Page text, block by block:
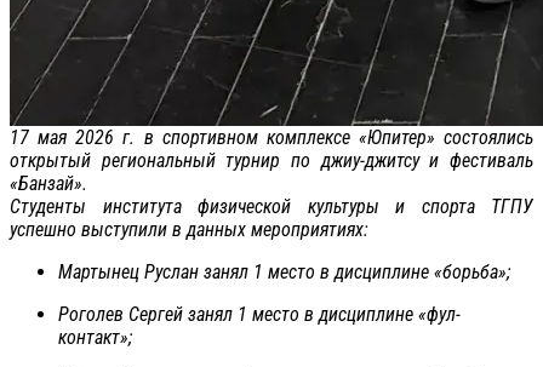
17 мая 2026 г. в спортивном комплексе «Юпитер» состоялись
открытый региональный турнир по джиу-джитсу и фестиваль
«Банзай».
Студенты института физической культуры и спорта ТГПУ
успешно выступили в данных мероприятиях:
Мартынец Руслан занял 1 место в дисциплине «борьба»;
Роголев Сергей занял 1 место в дисциплине «фул-
контакт»;